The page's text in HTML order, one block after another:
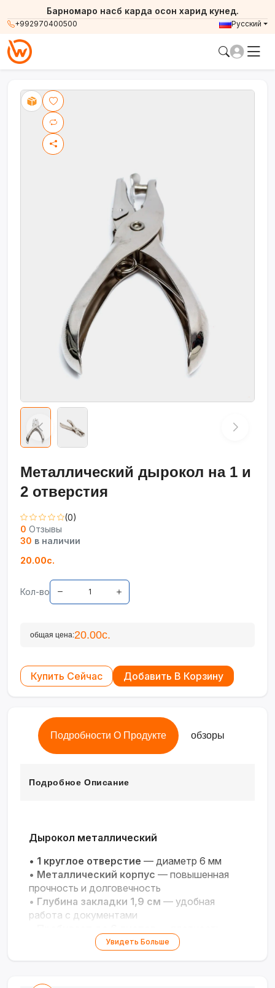
+992970400500
Барномаро насб карда осон харид кунед.
Русский
Металлический дырокол на 1 и
2 отверстия
(0)
0 Отзывы
30 в наличии
20.00с.
Кол-во
общая цена:20.00с.
Купить Сейчас Добавить В Корзину
Подробности О Продукте обзоры
Подробное Описание
Дырокол металлический
• 1 круглое отверстие — диаметр 6 мм
• Металлический корпус — повышенная
прочность и долговечность
• Глубина закладки 1,9 см — удобная
работа с документами
бумаги 80 г/кв.м
Увидеть Больше